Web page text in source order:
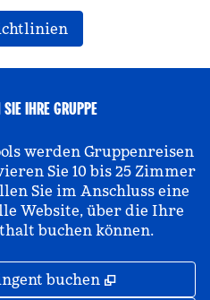
IHRE GRUPPE
werden Gruppenreisen
Sie 10 bis 25 Zimmer
Sie im Anschluss eine
Website, über die Ihre
buchen können.
buchen ,